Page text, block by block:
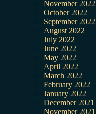
November 2022
October 2022
September 2022
August 2022
July 2022
June 2022
May 2022
April 2022
March 2022
February 2022
January 2022
December 2021
November 2021